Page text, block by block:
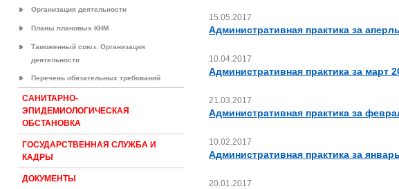
Организация деятельности
Планы плановых КНМ
Таможенный союз. Организация
деятельности
Перечень обязательных требований
САНИТАРНО-
ЭПИДЕМИОЛОГИЧЕСКАЯ
ОБСТАНОВКА
ГОСУДАРСТВЕННАЯ СЛУЖБА И
КАДРЫ
ДОКУМЕНТЫ
15.05.2017
Административная практика за
10.04.2017
Административная практика за март
21.03.2017
Административная практика за
10.02.2017
Административная практика за
20.01.2017